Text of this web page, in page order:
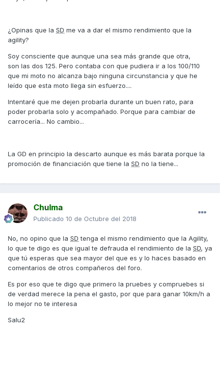
¿Opinas que la SD me va a dar el mismo rendimiento que la
agility?
Soy consciente que aunque una sea más grande que otra,
son las dos 125. Pero contaba con que pudiera ir a los 100/110
que mi moto no alcanza bajo ninguna circunstancia y que he
leído que esta moto llega sin esfuerzo....
Intentaré que me dejen probarla durante un buen rato, para
poder probarla solo y acompañado. Porque para cambiar de
carrocería... No cambio...
La GD en principio la descarto aunque es más barata porque la
promoción de financiación que tiene la SD no la tiene...
Chulma
Publicado 10 de Octubre del 2018
No, no opino que la SD tenga el mismo rendimiento que la Agility,
lo que te digo es que igual te defrauda el rendimiento de la SD, ya
que tú esperas que sea mayor del que es y lo haces basado en
comentarios de otros compañeros del foro.
Es por eso que te digo que primero la pruebes y compruebes si
de verdad merece la pena el gasto, por que para ganar 10km/h a
lo mejor no te interesa
Salu2